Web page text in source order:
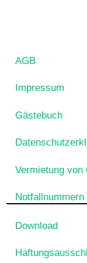
AGB
Impressum
Gästebuch
Vermietung von
Download